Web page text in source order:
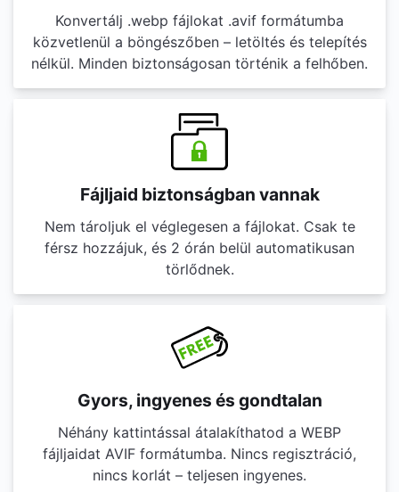
Konvertálj .webp fájlokat .avif formátumba
közvetlenül a böngészőben – letöltés és telepítés
nélkül. Minden biztonságosan történik a felhőben.
Fájljaid biztonságban vannak
Nem tároljuk el véglegesen a fájlokat. Csak te
férsz hozzájuk, és 2 órán belül automatikusan
törlődnek.
Gyors, ingyenes és gondtalan
Néhány kattintással átalakíthatod a WEBP
fájljaidat AVIF formátumba. Nincs regisztráció,
nincs korlát – teljesen ingyenes.